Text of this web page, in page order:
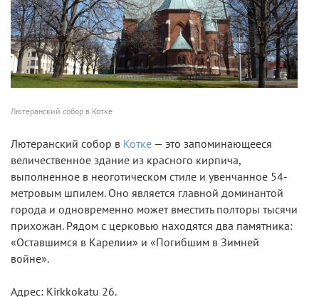
Лютеранский собор в Котке
Лютеранский собор в Котке — это запоминающееся
величественное здание из красного кирпича,
выполненное в неоготическом стиле и увенчанное 54-
метровым шпилем. Оно является главной доминантой
города и одновременно может вместить полторы тысячи
прихожан. Рядом с церковью находятся два памятника:
«Оставшимся в Карелии» и «Погибшим в Зимней
войне».
Адрес: Kirkkokatu 26.